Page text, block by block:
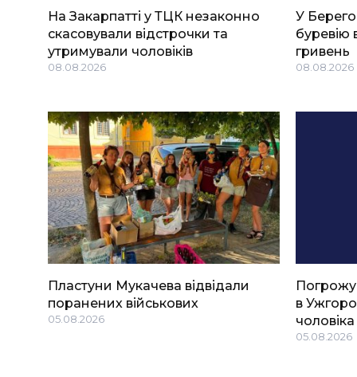
На Закарпатті у ТЦК незаконно
скасовували відстрочки та
утримували чоловіків
08.08.2026
У
буревію
гривень
08.08.2026
Пластуни Мукачева відвідали
поранених військових
05.08.2026
в
чоловіка
05.08.2026